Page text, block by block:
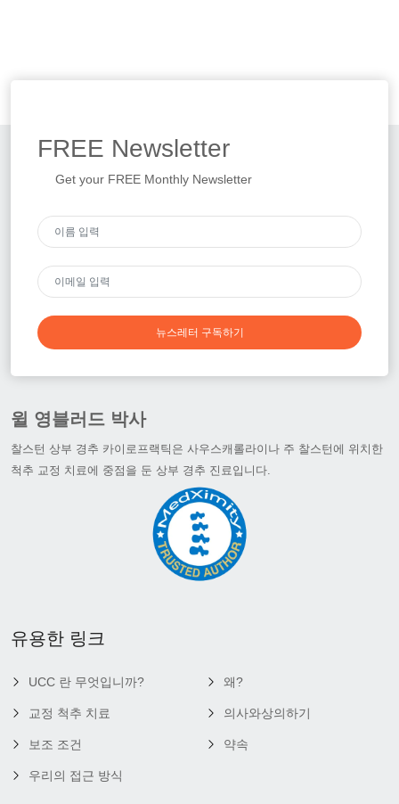
FREE Newsletter
Get your FREE Monthly Newsletter
뉴스레터 구독하기
윌 영블러드 박사
찰스턴 상부 경추 카이로프랙틱은 사우스캐롤라이나 주 찰스턴에 위치한
척추 교정 치료에 중점을 둔 상부 경추 진료입니다.
유용한 링크
UCC 란 무엇입니까?
교정 척추 치료
보조 조건
우리의 접근 방식
왜?
의사와상의하기
약속